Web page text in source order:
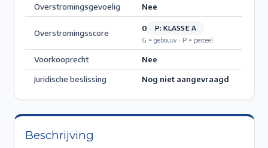
Overstromingsgevoelig
Nee
Overstromingsscore 0
P: KLASSE A
G = gebouw · P = perceel
Voorkooprecht
Nee
Juridische beslissing
Nog niet aangevraagd
Beschrijving